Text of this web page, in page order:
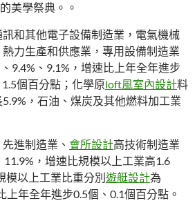
美學祭典。。
和其他電子設備制造業，電氣機械
力生產和供應業，專用設備制造業
9.4%、9.1%，增速比上年全年進步
個百分點；化學原loft風室內設計料
，石油、煤炭及其他燃料加工業
進制造業、 會所設計高技術制造業
，增速比規模以上工業高1.6
模以上工業比重分別遊艇設計為
上年全年進步0.5個、0.1個百分點。